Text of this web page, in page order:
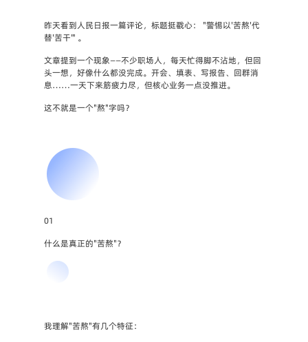
昨天看到人民日报一篇评论，标题挺戳心： "警惕以'苦熬'代
替'苦干'" 。
文章提到一个现象——不少职场人，每天忙得脚不沾地，但回
头一想，好像什么都没完成。开会、填表、写报告、回群消
息……一天下来筋疲力尽，但核心业务一点没推进。
这不就是一个"熬"字吗？
01
什么是真正的"苦熬"？
我理解"苦熬"有几个特征：